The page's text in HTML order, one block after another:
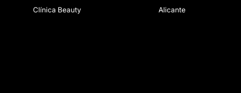
Clínica Beauty
Alicante